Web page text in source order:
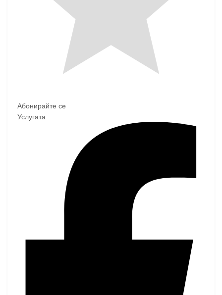
Абонирайте се
Услугата